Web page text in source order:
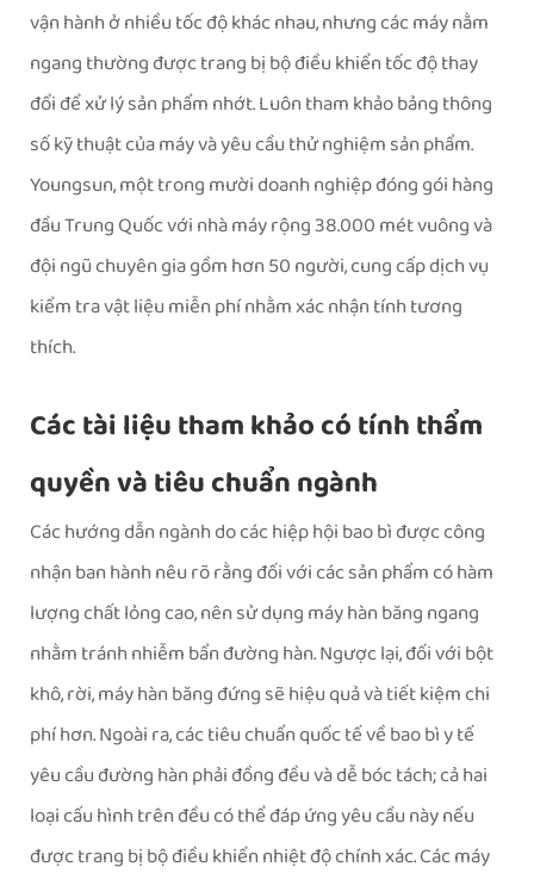
vận hành ở nhiều tốc độ khác nhau, nhưng các máy nằm
ngang thường được trang bị bộ điều khiển tốc độ thay
đổi để xử lý sản phẩm nhớt. Luôn tham khảo bảng thông
số kỹ thuật của máy và yêu cầu thử nghiệm sản phẩm.
Youngsun, một trong mười doanh nghiệp đóng gói hàng
đầu Trung Quốc với nhà máy rộng 38.000 mét vuông và
đội ngũ chuyên gia gồm hơn 50 người, cung cấp dịch vụ
kiểm tra vật liệu miễn phí nhằm xác nhận tính tương
thích.
Các tài liệu tham khảo có tính thẩm
quyền và tiêu chuẩn ngành
Các hướng dẫn ngành do các hiệp hội bao bì được công
nhận ban hành nêu rõ rằng đối với các sản phẩm có hàm
lượng chất lỏng cao, nên sử dụng máy hàn băng ngang
nhằm tránh nhiễm bẩn đường hàn. Ngược lại, đối với bột
khô, rời, máy hàn băng đứng sẽ hiệu quả và tiết kiệm chi
phí hơn. Ngoài ra, các tiêu chuẩn quốc tế về bao bì y tế
yêu cầu đường hàn phải đồng đều và dễ bóc tách; cả hai
loại cấu hình trên đều có thể đáp ứng yêu cầu này nếu
được trang bị bộ điều khiển nhiệt độ chính xác. Các máy